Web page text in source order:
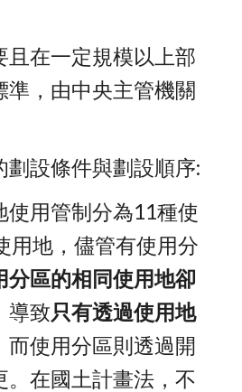
且在一定規模以上部
準，由中央主管機關
劃設條件與劃設順序:
使用管制分為11種使
用地，儘管有使用分
分區的相同使用地卻
導致只有透過使用地
而使用分區則透過開
。在國土計畫法，不